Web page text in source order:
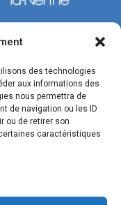
des technologies
aux informations des
nous permettra de
de navigation ou les ID
ou de retirer son
caractéristiques
à 17h.
16h.